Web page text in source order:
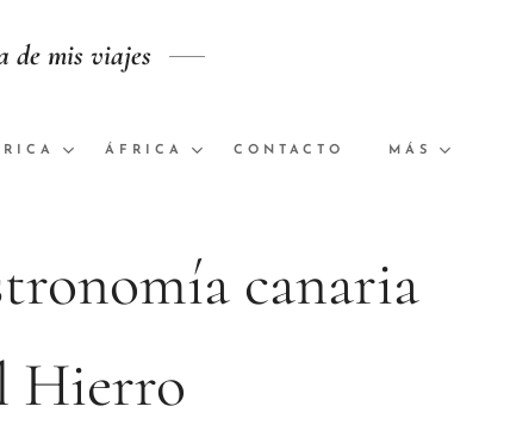
de mis viajes
ÁFRICA CONTACTO MÁS
canaria
Hierro